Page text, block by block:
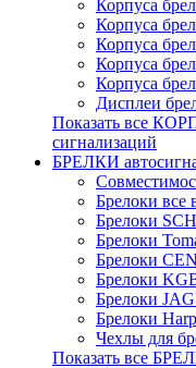
Корпуса
Корпуса
Корпуса
Корпуса
Корпуса
Дисплеи
Показать все
сигнализаций
БРЕЛКИ
Брелоки все
Брелоки
Брелоки
Брелоки
Брелоки
Брелоки
Брелоки
Чехлы для
Показать все